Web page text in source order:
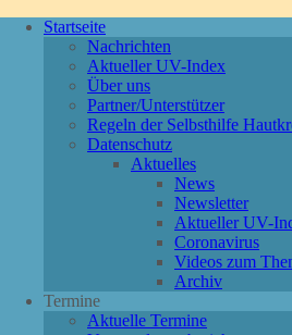
Startseite
Nachrichten
Aktueller UV-Index
Über uns
Partner/Unterstützer
Regeln der Selbsthilfe
Datenschutz
Aktuelles
News
Newsletter
Aktueller UV-
Coronavirus
Videos zum
Archiv
Termine
Aktuelle Termine